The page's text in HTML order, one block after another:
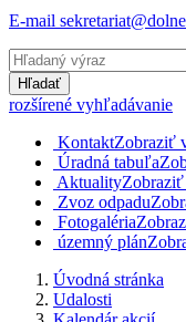
E-mail
Hľadať
rozšírené vyhľadávanie
KontaktZobraziť
Úradná tabuľa
Aktuality
Zvoz odpadu
Fotogaléria
územný plán
Úvodná stránka
Udalosti